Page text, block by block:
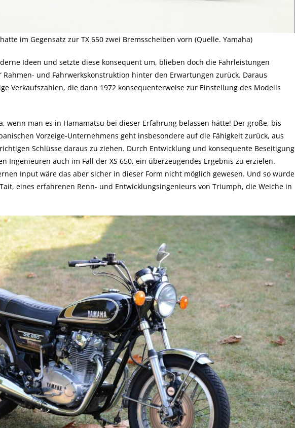
im Gegensatz zur TX 650 zwei Bremsscheiben vorn (Quelle. Yamaha)
Ideen und setzte diese konsequent um, blieben doch die Fahrleistungen
Rahmen- und Fahrwerkskonstruktion hinter den Erwartungen zurück. Daraus
Verkaufszahlen, die dann 1972 konsequenterweise zur Einstellung des Modells
wenn man es in Hamamatsu bei dieser Erfahrung belassen hätte! Der große, bis
Vorzeige-Unternehmens geht insbesondere auf die Fähigkeit zurück, aus
Schlüsse daraus zu ziehen. Durch Entwicklung und konsequente Beseitigung
Ingenieuren auch im Fall der XS 650, ein überzeugendes Ergebnis zu erzielen.
Input wäre das aber sicher in dieser Form nicht möglich gewesen. Und so wurde
eines erfahrenen Renn- und Entwicklungsingenieurs von Triumph, die Weiche in